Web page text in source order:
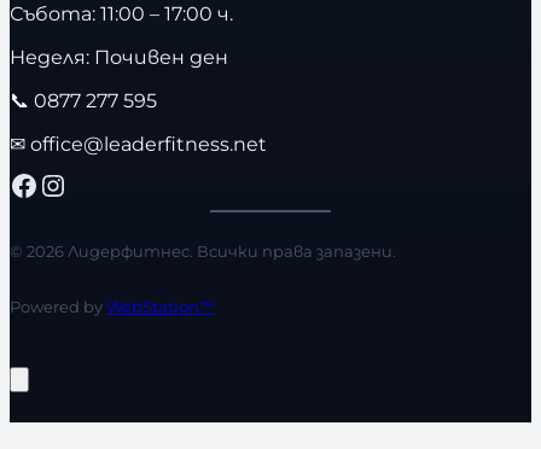
Събота: 11:00 – 17:00 ч.
Неделя: Почивен ден
📞 0877 277 595
✉ office@leaderfitness.net
Facebook Instagram
© 2026 Лидерфитнес. Всички права запазени.
Powered byWebStation™